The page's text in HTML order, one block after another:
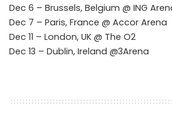
Dec 6 – Brussels, Belgium @ ING
Dec 7 – Paris, France @ Accor Arena
Dec 11 – London, UK @ The O2
Dec 13 – Dublin, Ireland @3Arena